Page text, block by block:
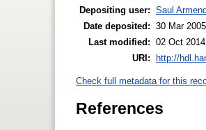
Depositing user: Saul
Date deposited: 30 Mar 2005
Last modified: 02 Oct
URI:
http://
Check full metadata for this
References